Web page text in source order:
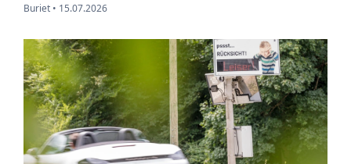
Buriet • 15.07.2026